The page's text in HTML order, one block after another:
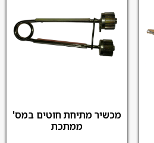
מכשיר מתיחת חוטים במס'
ממתכת